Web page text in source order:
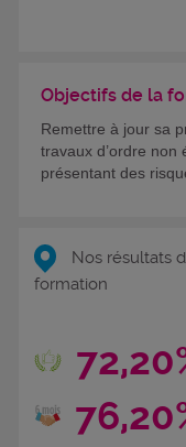
Objectifs de la
Remettre à jour sa
travaux d’ordre
présentant des
Nos résultats
formation